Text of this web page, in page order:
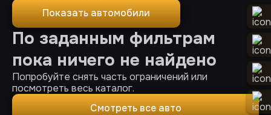
Показать автомобили
По заданным фильтрам
пока ничего не найдено
Попробуйте снять часть ограничений или
посмотреть весь каталог.
Смотреть все авто